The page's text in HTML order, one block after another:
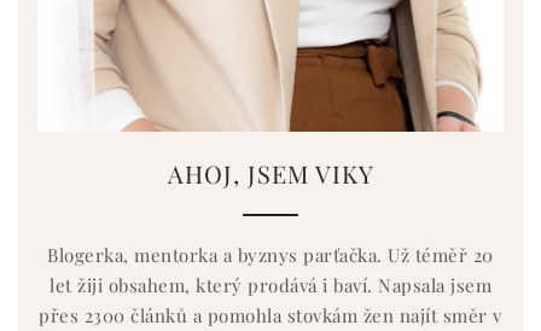
AHOJ, JSEM VIKY
Blogerka, mentorka a byznys parťačka. Už téměř 20
let žiji obsahem, který prodává i baví. Napsala jsem
přes 2300 článků a pomohla stovkám žen najít směr v